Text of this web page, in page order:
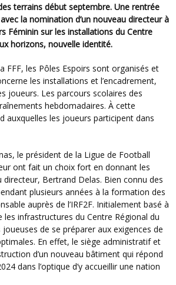
terrains début septembre. Une rentrée
la nomination d’un nouveau directeur à
Féminin sur les installations du Centre
horizons, nouvelle identité.
les installations et l’encadrement,
joueurs. Les parcours scolaires des
hebdomadaires. À cette
auxquelles les joueurs participent dans
ont fait un choix fort en donnant les
Bertrand Delas. Bien connu des
plusieurs années à la formation des
auprès de l’IRF2F. Initialement basé à
les infrastructures du Centre Régional du
de se préparer aux exigences de
En effet, le siège administratif et
d’un nouveau bâtiment qui répond
dans l’optique d’y accueillir une nation